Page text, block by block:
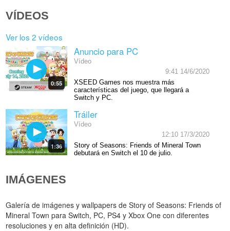
VÍDEOS
Ver los 2 vídeos
0:55
Anuncio para PC
Vídeo
9:41 14/6/2020
XSEED Games nos muestra más
características del juego, que llegará a
Switch y PC.
1:36
Tráiler
Vídeo
12:10 17/3/2020
Story of Seasons: Friends of Mineral Town
debutará en Switch el 10 de julio.
IMÁGENES
Galería de imágenes y wallpapers de Story of Seasons: Friends of
Mineral Town para Switch, PC, PS4 y Xbox One con diferentes
resoluciones y en alta definición (HD).